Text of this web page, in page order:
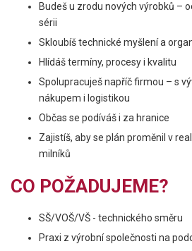
Budeš u zrodu nových výrobků –
sérii
Skloubíš technické myšlení a
Hlídáš termíny, procesy i kvalitu
Spolupracuješ napříč firmou – s
nákupem i logistikou
Občas se podíváš i za hranice
Zajistíš, aby se plán proměnil v
milníků
CO POŽADUJEME?
SŠ/VOŠ/VŠ - technického směru
Praxi z výrobní společnosti na